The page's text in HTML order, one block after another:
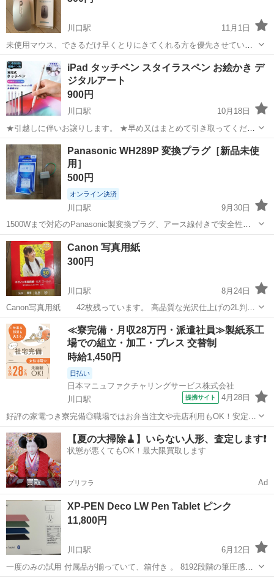
川口駅
11月1日
未使用マウス、できるだけ早くとりにきてくれる方を優先させていた
だきます。 よろしくおねがいします。
埼玉 川口市 川口駅 マウス
iPad タッチペン スタイラスペン お絵かき デ
ジタルアート
900円
川口駅
10月18日
★引越しに伴いお譲りします。 ★早め又はまとめて引き取ってくださ
る方は優先します。 ■品物 ・多機種対応 タッチペン iPad ペンシル
iPhone Android スタイラスペン 極細 タブレット スマホ 高感度 US...
埼玉 川口市 タッチパネル
Panasonic WH289P 変換プラグ［新品未使
用］
500円
オンライン決済
川口駅
9月30日
1500Wまで対応のPanasonic製変換プラグ、アース線付きで安全性が
高い。 - ブランド: Panasonic - モデル: WHZ289P - タイプ: 変換プラ
グ - 電圧: 1500Wまで対応 - 配線: ア...
埼玉 川口市 川口駅 周辺機器
Canon 写真用紙
300円
川口駅
8月24日
Canon写真用紙 42枚残っています。 高品質な光沢仕上げの2L判写
真用紙 42枚残っています。 - ブランド: Canon - モデル: PIXUS - 用紙
タイプ: 光沢 - サイズ: 2L判 - 枚数: 50枚...
埼玉 川口市 川口駅 周辺機器 用紙
≪寮完備・月収28万円・派遣社員≫製紙系工
場での組立・加工・プレス 交替制
時給1,450円
日払い
日本マニュファクチャリングサービス株式会社
川口駅
提携サイト 4月28日
好評の家電つき寮完備◎職場ではお弁当注文や売店利用もOK！安定し
て働きやすい環境が整ってます！年間休日125日、GW・夏季・年末年
始休暇あり 人気の工場のお仕事/sai250925-T ★機械設備オペレーター
業務及び付帯業...
埼玉 川口市 川口駅 その他
【夏の大掃除🧹】いらない人形、査定します❗️
状態が悪くてもOK！最大限買取します
プリフラ Ad
XP-PEN Deco LW Pen Tablet ピンク
11,800円
川口駅
6月12日
一度のみの試用 付属品が揃っていて、箱付き 。 8192段階の筆圧感知